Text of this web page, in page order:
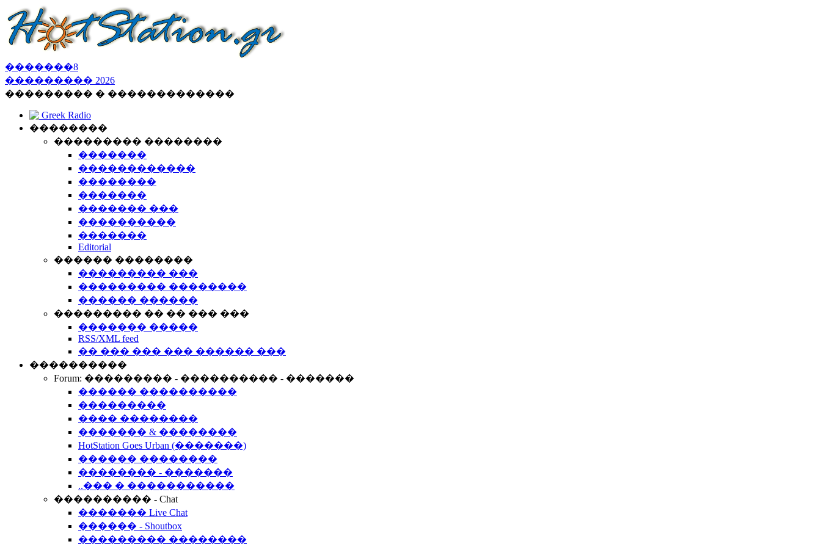
�������8
��������� 2026
��������� � �������������
Greek Radio
��������
��������� ��������
�������
������������
��������
�������
������� ���
����������
�������
Editorial
������ ��������
��������� ���
��������� ��������
������ ������
��������� �� �� ��� ���
������� �����
RSS/XML feed
�� ��� ��� ��� ������ ���
����������
Forum: ��������� - ���������� - �������
������ ����������
���������
���� ��������
������� & ��������
HotStation Goes Urban (�������)
������ ��������
�������� - �������
..��� � �����������
���������� - Chat
������� Live Chat
������ - Shoutbox
��������� ��������